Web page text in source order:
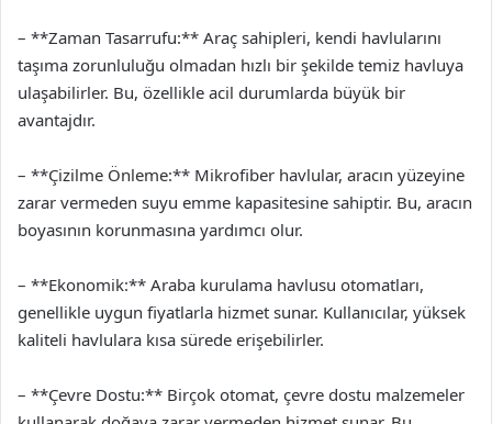
– **Zaman Tasarrufu:** Araç sahipleri, kendi havlularını
taşıma zorunluluğu olmadan hızlı bir şekilde temiz havluya
ulaşabilirler. Bu, özellikle acil durumlarda büyük bir
avantajdır.
– **Çizilme Önleme:** Mikrofiber havlular, aracın yüzeyine
zarar vermeden suyu emme kapasitesine sahiptir. Bu, aracın
boyasının korunmasına yardımcı olur.
– **Ekonomik:** Araba kurulama havlusu otomatları,
genellikle uygun fiyatlarla hizmet sunar. Kullanıcılar, yüksek
kaliteli havlulara kısa sürede erişebilirler.
– **Çevre Dostu:** Birçok otomat, çevre dostu malzemeler